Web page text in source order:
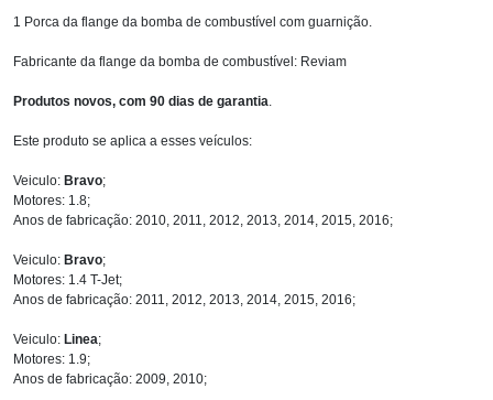
1 Porca da flange da bomba de combustível com guarnição.
Fabricante da flange da bomba de combustível: Reviam
Produtos novos, com 90 dias de garantia
Este produto se aplica a esses veículos:
Veiculo: Bravo;
Motores: 1.8;
Anos de fabricação: 2010, 2011, 2012, 2013, 2014, 2015, 2016;
Veiculo: Bravo;
Motores: 1.4 T-Jet;
Anos de fabricação: 2011, 2012, 2013, 2014, 2015, 2016;
Veiculo: Linea;
Motores: 1.9;
Anos de fabricação: 2009, 2010;